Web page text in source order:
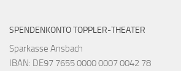
SPENDENKONTO TOPPLER-THEATER
Sparkasse Ansbach
IBAN: DE97 7655 0000 0007 0042 78